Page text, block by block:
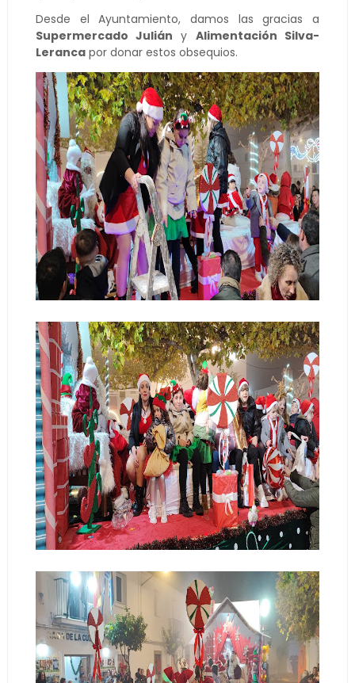
Desde el Ayuntamiento, damos las gracias a
Supermercado Julián y Alimentación Silva-
Lerancapor donar estos obsequios.